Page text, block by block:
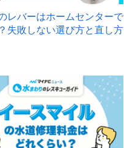
レバーはホームセンターで
失敗しない選び方と直し方